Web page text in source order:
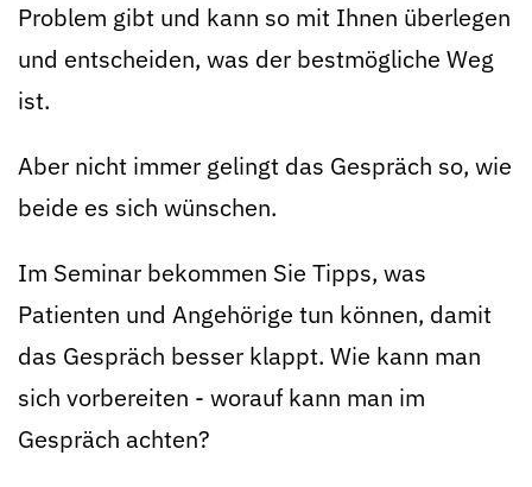
Problem gibt und kann so mit Ihnen überlegen
und entscheiden, was der bestmögliche Weg
ist.
Aber nicht immer gelingt das Gespräch so, wie
beide es sich wünschen.
Im Seminar bekommen Sie Tipps, was
Patienten und Angehörige tun können, damit
das Gespräch besser klappt. Wie kann man
sich vorbereiten - worauf kann man im
Gespräch achten?